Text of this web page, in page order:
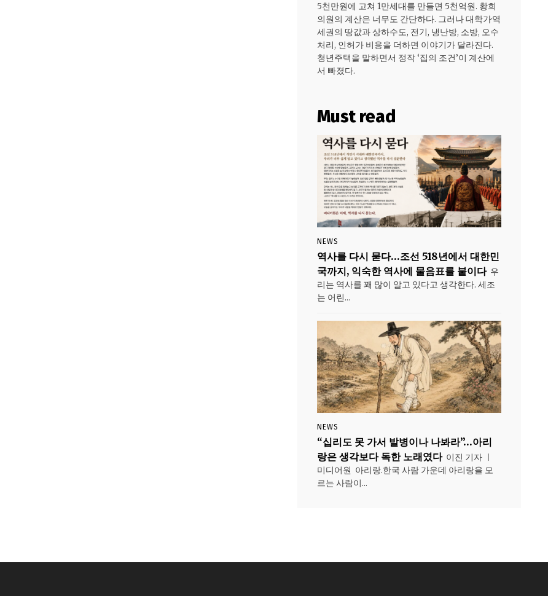
5천만원에 고쳐 1만세대를 만들면 5천억원. 황희
의원의 계산은 너무도 간단하다. 그러나 대학가·역
세권의 땅값과 상하수도, 전기, 냉난방, 소방, 오수
처리, 인허가 비용을 더하면 이야기가 달라진다.
청년주택을 말하면서 정작 ‘집의 조건’이 계산에
서 빠졌다.
Must read
NEWS
역사를 다시 묻다…조선 518년에서 대한민
국까지, 익숙한 역사에 물음표를 붙이다 우
리는 역사를 꽤 많이 알고 있다고 생각한다. 세조
는 어린...
NEWS
“십리도 못 가서 발병이나 나봐라”…아리
랑은 생각보다 독한 노래였다 이진 기자 ㅣ
미디어원 아리랑.한국 사람 가운데 아리랑을 모
르는 사람이...